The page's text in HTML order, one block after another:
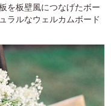
を板壁風につなげたボー
ラルなウェルカムボード